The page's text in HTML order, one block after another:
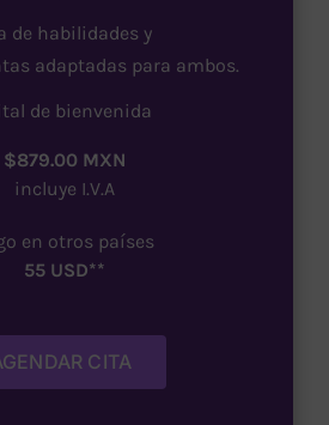
de habilidades y
adaptadas para ambos.
de bienvenida
$879.00 MXN
incluye I.V.A
en otros países
55 USD**
CITA